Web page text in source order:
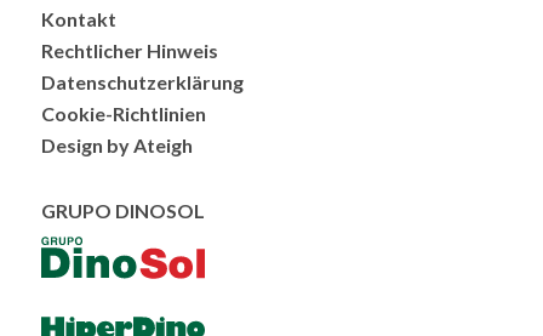
Menú
al
pie
Kontakt
Rechtlicher Hinweis
Datenschutzerklärung
Cookie-Richtlinien
Design by Ateigh
GRUPO DINOSOL